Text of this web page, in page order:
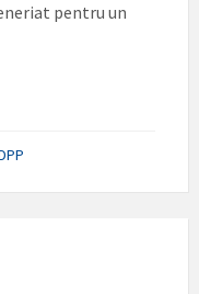
pentru un